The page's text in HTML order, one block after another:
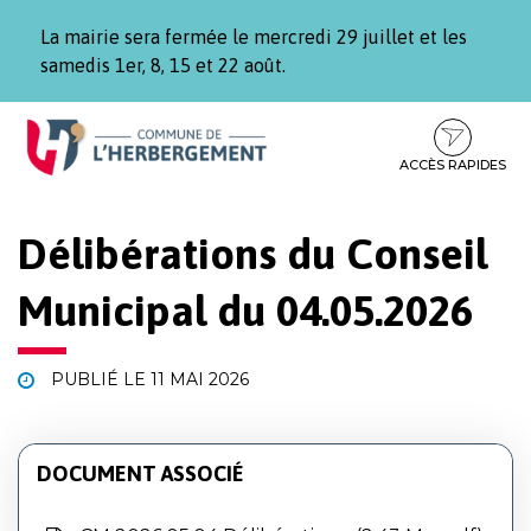
La mairie sera fermée le mercredi 29 juillet et les
samedis 1er, 8, 15 et 22 août.
Aller
Aller
contenu
Aller
pied
ACCÈS RAPIDES
Délibérations du Conseil
Municipal du 04.05.2026
PUBLIÉ LE 11 MAI 2026
DOCUMENT ASSOCIÉ